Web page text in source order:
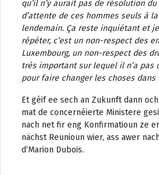
qu’il n’y aurait pas de résolution
d’attente de ces hommes seuls à
lendemain. Ça reste inquiétant et
répéter, c’est un non-respect des
Luxembourg, un non-respect des
très important sur lequel il n’a pas
pour faire changer les choses dans
Et géif ee sech an Zukunft dann
mat de concernéierte Ministere
nach net fir eng Konfirmatioun ze
nächst Reunioun wier, ass awer
d’Marion Dubois.